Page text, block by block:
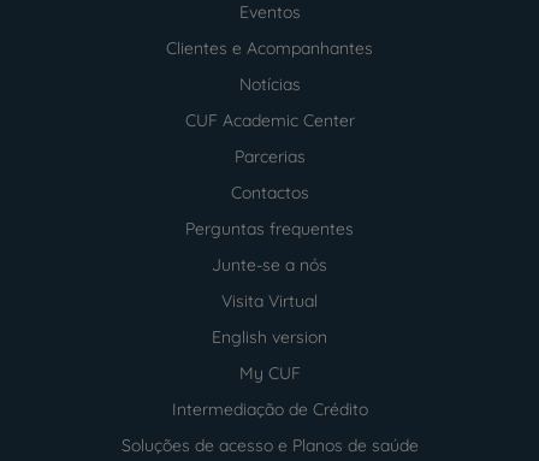
Eventos
Clientes e Acompanhantes
Notícias
CUF Academic Center
Parcerias
Contactos
Perguntas frequentes
Junte-se a nós
Visita Virtual
English version
My CUF
Intermediação de Crédito
Soluções de acesso e Planos de saúde